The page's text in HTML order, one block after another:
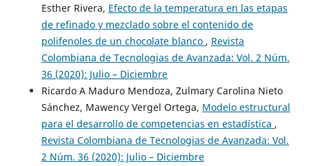
Esther Rivera, Efecto de la temperatura en las etapas
de refinado y mezclado sobre el contenido de
polifenoles de un chocolate blanco , Revista
Colombiana de Tecnologias de Avanzada: Vol. 2 Núm.
36 (2020): Julio – Diciembre
Ricardo A Maduro Mendoza, Zulmary Carolina Nieto
Sánchez, Mawency Vergel Ortega, Modelo estructural
para el desarrollo de competencias en estadística ,
Revista Colombiana de Tecnologias de Avanzada: Vol.
2 Núm. 36 (2020): Julio – Diciembre